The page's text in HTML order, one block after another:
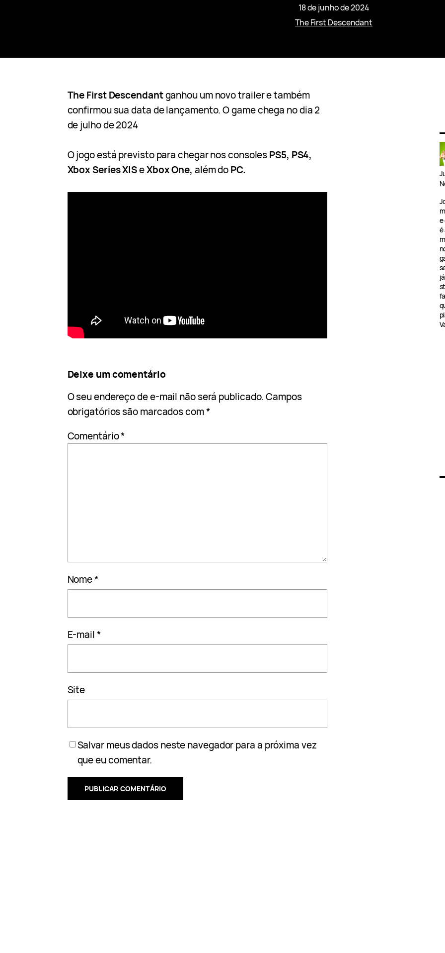
18 de junho de 2024
The First Descendant
The First Descendantganhou um novo trailer e também
confirmou sua data de lançamento. O game chega no dia 2
de julho de 2024
O jogo está previsto para chegar nos consolesPS5, PS4,
Xbox Series X|SeXbox One, além doPC.
Deixe um comentário
O seu endereço de e-mail não será publicado. Campos
obrigatórios são marcados com*
Comentário*
Nome*
E-mail*
Site
Salvar meus dados neste navegador para a próxima vez
que eu comentar.
e
é